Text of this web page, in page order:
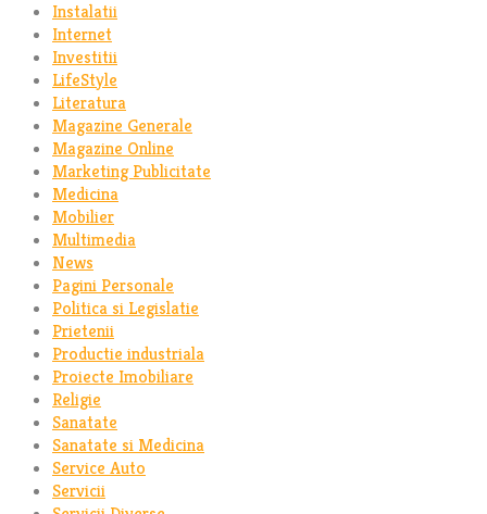
Instalatii
Internet
Investitii
LifeStyle
Literatura
Magazine Generale
Magazine Online
Marketing Publicitate
Medicina
Mobilier
Multimedia
News
Pagini Personale
Politica si Legislatie
Prietenii
Productie industriala
Proiecte Imobiliare
Religie
Sanatate
Sanatate si Medicina
Service Auto
Servicii